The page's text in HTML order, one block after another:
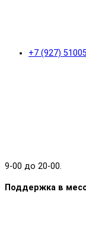
+7 (927)
9-00 до 20-00.
Поддержка в